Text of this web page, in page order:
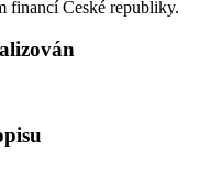
financí České republiky.